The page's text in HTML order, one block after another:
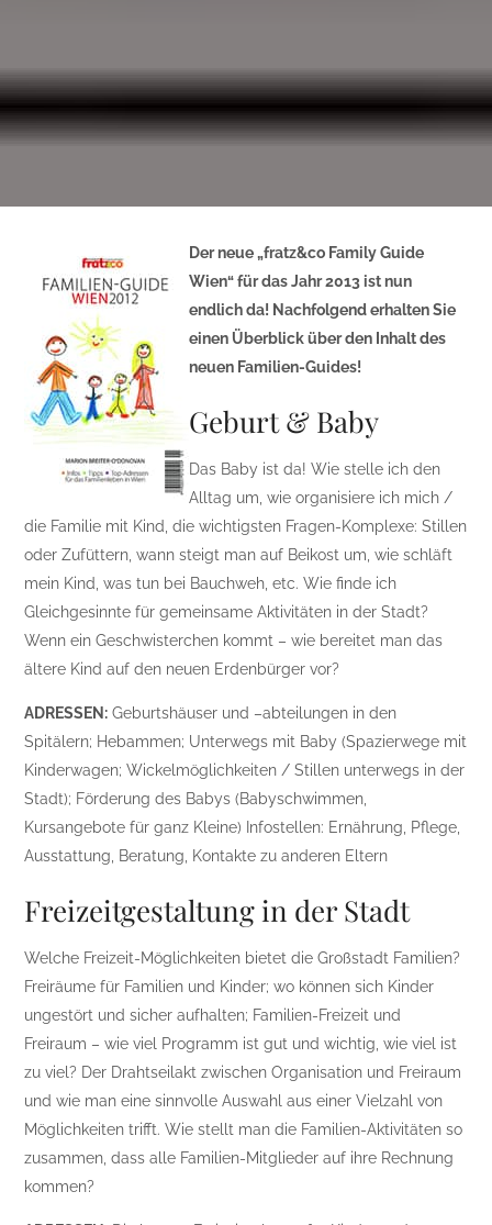
Der neue „fratz&co Family Guide
Wien“ für das Jahr 2013 ist nun
endlich da! Nachfolgend erhalten Sie
einen Überblick über den Inhalt des
neuen Familien-Guides!
Geburt & Baby
Das Baby ist da! Wie stelle ich den
Alltag um, wie organisiere ich mich /
die Familie mit Kind, die wichtigsten Fragen-Komplexe: Stillen
oder Zufüttern, wann steigt man auf Beikost um, wie schläft
mein Kind, was tun bei Bauchweh, etc. Wie finde ich
Gleichgesinnte für gemeinsame Aktivitäten in der Stadt?
Wenn ein Geschwisterchen kommt – wie bereitet man das
ältere Kind auf den neuen Erdenbürger vor?
ADRESSEN: Geburtshäuser und –abteilungen in den
Spitälern; Hebammen; Unterwegs mit Baby (Spazierwege mit
Kinderwagen; Wickelmöglichkeiten / Stillen unterwegs in der
Stadt); Förderung des Babys (Babyschwimmen,
Kursangebote für ganz Kleine) Infostellen: Ernährung, Pflege,
Ausstattung, Beratung, Kontakte zu anderen Eltern
Freizeitgestaltung in der Stadt
Welche Freizeit-Möglichkeiten bietet die Großstadt Familien?
Freiräume für Familien und Kinder; wo können sich Kinder
ungestört und sicher aufhalten; Familien-Freizeit und
Freiraum – wie viel Programm ist gut und wichtig, wie viel ist
zu viel? Der Drahtseilakt zwischen Organisation und Freiraum
und wie man eine sinnvolle Auswahl aus einer Vielzahl von
Möglichkeiten trifft. Wie stellt man die Familien-Aktivitäten so
zusammen, dass alle Familien-Mitglieder auf ihre Rechnung
kommen?